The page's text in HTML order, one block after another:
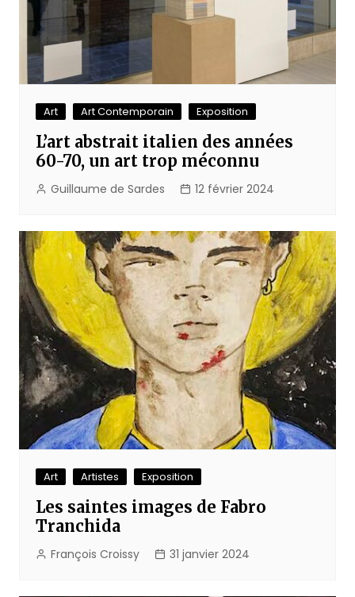
Art Art Contemporain Exposition
L’art abstrait italien des années
60-70, un art trop méconnu
Guillaume de Sardes 12 février 2024
Art Artistes Exposition
Les saintes images de Fabro
Tranchida
François Croissy 31 janvier 2024